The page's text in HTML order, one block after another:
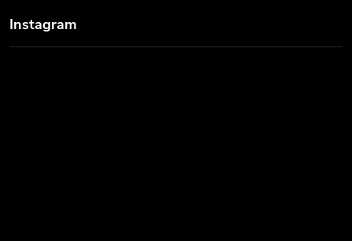
Instagram